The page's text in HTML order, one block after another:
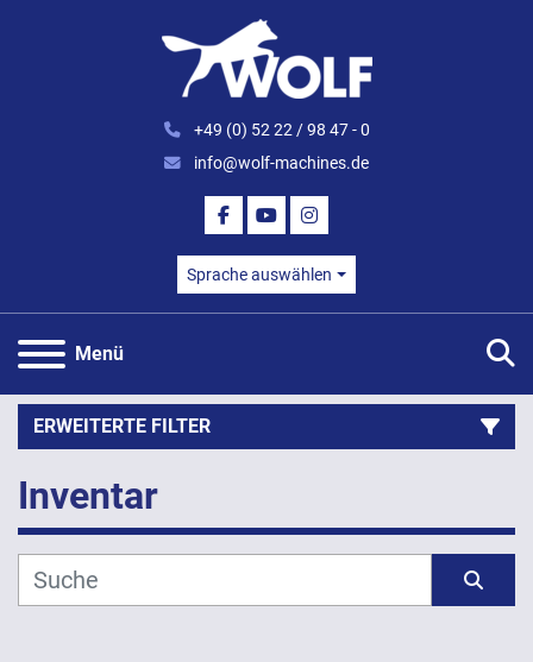
+49 (0) 52 22 / 98 47 - 0
info@wolf-machines.de
FACEBOOK
YOUTUBEINSTAGRAM
Sprache auswählen
Menü
ERWEITERTE FILTER
Kategorie
Hersteller
Inventar